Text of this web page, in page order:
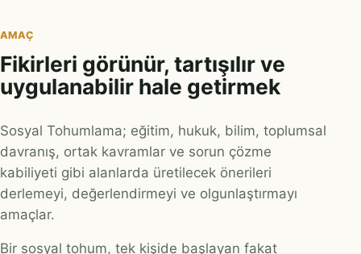
AMAÇ
Fikirleri görünür, tartışılır ve
uygulanabilir hale getirmek
Sosyal Tohumlama; eğitim, hukuk, bilim, toplumsal
davranış, ortak kavramlar ve sorun çözme
kabiliyeti gibi alanlarda üretilecek önerileri
derlemeyi, değerlendirmeyi ve olgunlaştırmayı
amaçlar.
Bir sosyal tohum, tek kişide başlayan fakat